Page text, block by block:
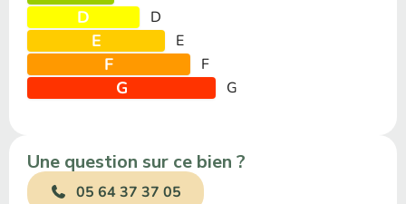
D D
E E
F F
G G
Une question sur ce bien ?
05 64 37 37 05